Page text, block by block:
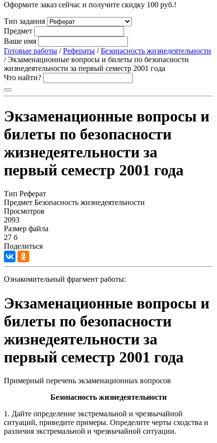
Оформите заказ сейчас и получите скидку 100 руб.!
Тип задания
Предмет
Ваше имя
Готовые работы /Рефераты /Безопасность жизнедеятельности
/ Экзаменационные вопросы и билеты по безопасности
жизнедеятельности за первый семестр 2001 года
Что найти?
Экзаменационные вопросы и
билеты по безопасности
жизнедеятельности за
первый семестр 2001 года
Тип Реферат
Предмет Безопасность жизнедеятельности
Просмотров
2093
Размер файла
27 б
Поделиться
Ознакомительный фрагмент работы:
Экзаменационные вопросы и
билеты по безопасности
жизнедеятельности за
первый семестр 2001 года
Примерный перечень экзаменационных вопросов
Безопасность жизнедеятельности
1. Дайте определение экстремальной и чрезвычайной
ситуаций, приведите примеры. Определите черты сходства и
различия экстремальной и чрезвычайной ситуации.